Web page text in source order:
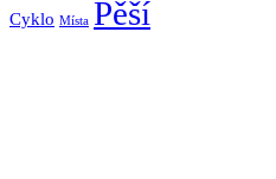
Cyklo Místa Pěší